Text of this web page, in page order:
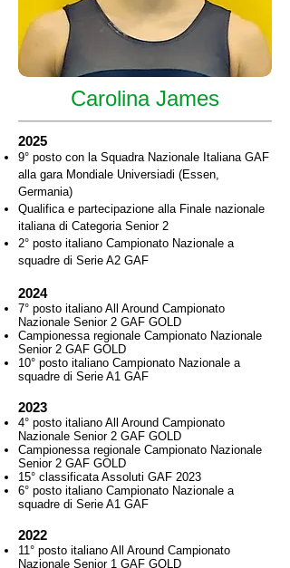
Carolina James
2025
9° posto con la Squadra Nazionale Italiana GAF
alla gara Mondiale Universiadi (Essen,
Germania)
Qualifica e partecipazione alla Finale nazionale
italiana di Categoria Senior 2
2° posto italiano Campionato Nazionale a
squadre di Serie A2 GAF
2024
7° posto italiano All Around Campionato
Nazionale Senior 2 GAF GOLD
Campionessa regionale Campionato Nazionale
Senior 2 GAF GOLD
10° posto italiano Campionato Nazionale a
squadre di Serie A1 GAF
2023
4° posto italiano All Around Campionato
Nazionale Senior 2 GAF GOLD
Campionessa regionale Campionato Nazionale
Senior 2 GAF GOLD
15° classificata Assoluti GAF 2023
6° posto italiano Campionato Nazionale a
squadre di Serie A1 GAF
2022
11° posto italiano All Around Campionato
Nazionale Senior 1 GAF GOLD